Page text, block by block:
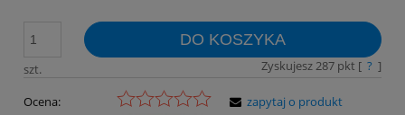
szt.
DO KOSZYKA
Zyskujesz287pkt [ ? ]
Ocena:
zapytaj o produkt